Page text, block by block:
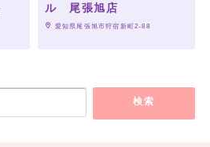
ル 尾張旭店
愛知県尾張旭市狩宿新町2-88
検索